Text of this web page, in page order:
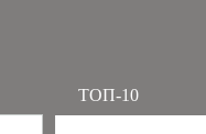
ТОП-10